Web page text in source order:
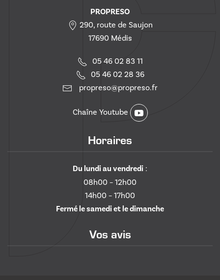
PROPRESO
290, route de Saujon
17690 Médis
05 46 02 83 11
05 46 02 28 36
propreso@propreso.fr
Chaîne Youtube
Horaires
Du lundi au vendredi :
08h00 – 12h00
14h00 – 17h00
Fermé le samedi et le dimanche
Vos avis